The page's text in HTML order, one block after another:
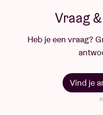
Vraag
Heb je een vraag?
Vind je